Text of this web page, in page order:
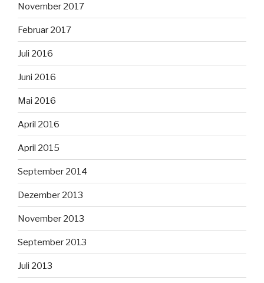
November 2017
Februar 2017
Juli 2016
Juni 2016
Mai 2016
April 2016
April 2015
September 2014
Dezember 2013
November 2013
September 2013
Juli 2013